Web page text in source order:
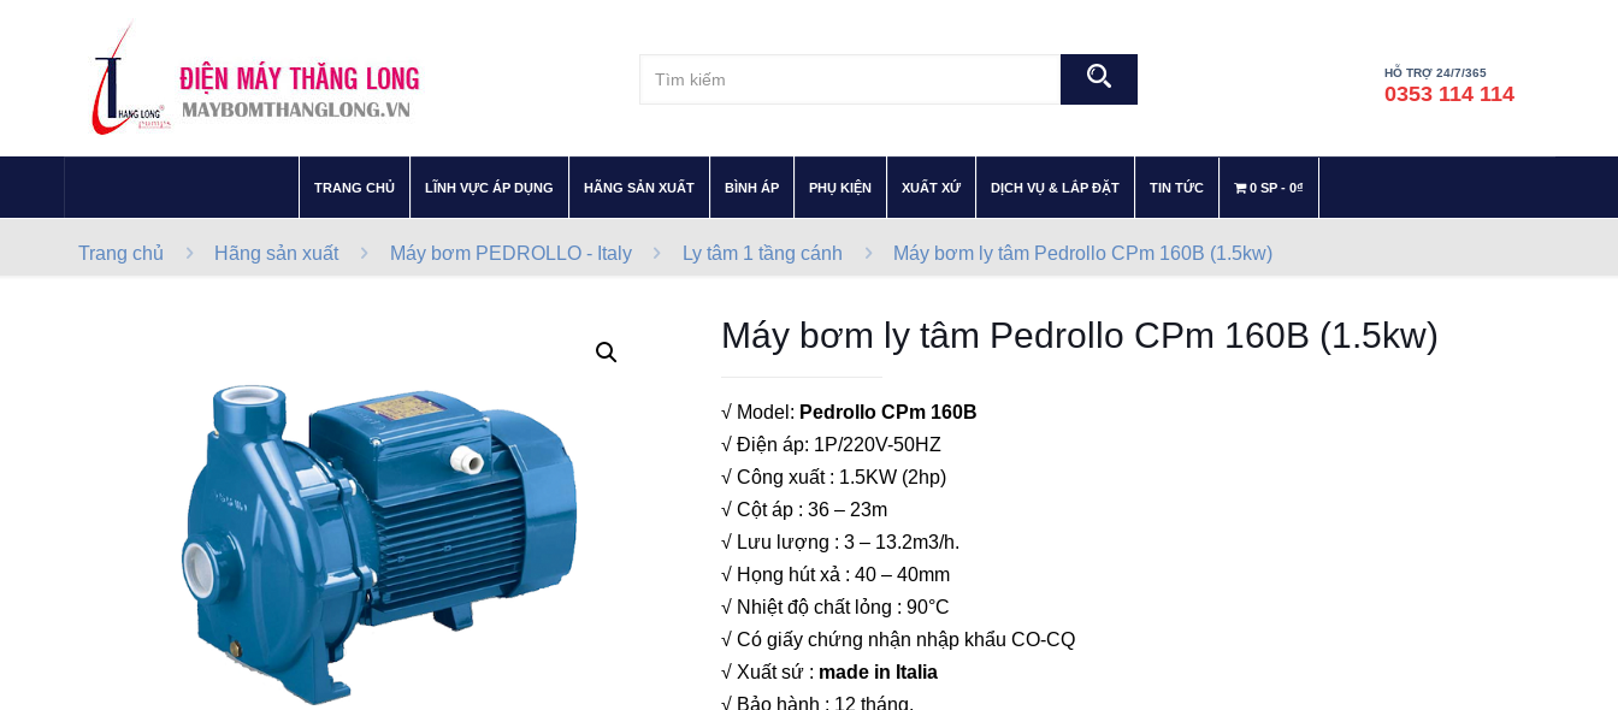
HỖ TRỢ 24/7/365
0353 114 114
TRANG CHỦ LĨNH VỰC ÁP DỤNG HÃNG SẢN XUẤT BÌNH ÁP PHỤ KIỆN XUẤT XỨ– DỊCH VỤ & LẮP ĐẶT TIN TỨC 0 SP 0₫
Trang chủ Hãng sản xuất Máy bơm PEDROLLO - Italy Ly tâm 1 tầng cánh Máy bơm ly tâm Pedrollo CPm 160B (1.5kw)
Máy bơm ly tâm Pedrollo CPm 160B (1.5kw)
√ Model: Pedrollo CPm 160B
√ Điện áp: 1P/220V-50HZ
√ Công xuất : 1.5KW (2hp)
√ Cột áp : 36 – 23m
√ Lưu lượng : 3 – 13.2m3/h.
√ Họng hút xả : 40 – 40mm
√ Nhiệt độ chất lỏng : 90°C
√ Có giấy chứng nhận nhập khẩu CO-CQ
√ Xuất sứ : made in Italia
√ Bảo hành : 12 tháng.